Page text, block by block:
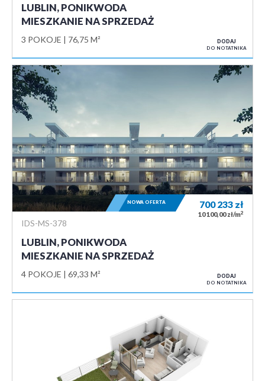
LUBLIN, PONIKWODA
MIESZKANIE NA SPRZEDAŻ
3 POKOJE 76,75 M² DODAJ
DO NOTATNIKA
IDS-MS-378
LUBLIN, PONIKWODA
MIESZKANIE NA SPRZEDAŻ
4 POKOJE 69,33 M²
700 233 zł
10 100,00 zł/m2
NOWA OFERTA
DODAJ
DO NOTATNIKA